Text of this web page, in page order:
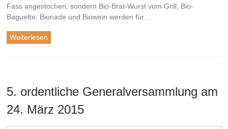
Fass angestochen, sondern Bio-Brat-Wurst vom Grill, Bio-
Baguette, Bionade und Biowein werden für…
Weiterlesen
5. ordentliche Generalversammlung am
24. März 2015